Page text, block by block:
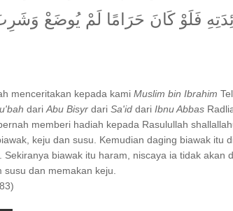
فَلَوْ كَانَ حَرَامًا لَمْ يُوضَعْ
menceritakan kepada kamiMuslim bin Ibrahim
dariAbu Bisyr dariSa'id dariIbnu Abbas
memberi hadiah kepada Rasulullah
keju dan susu. Kemudian daging biawak itu
Sekiranya biawak itu haram, niscaya ia tidak akan
susu dan memakan keju.